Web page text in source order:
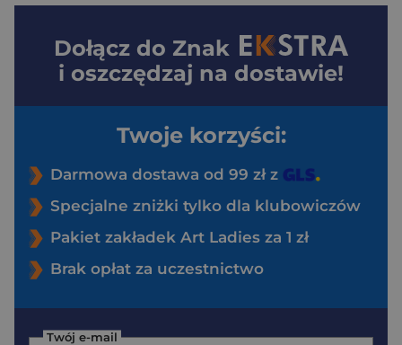
Dołącz do Znak
i oszczędzaj na dostawie!
Twoje korzyści:
Darmowa dostawa od 99 zł z
Specjalne zniżki tylko dla klubowiczów
Pakiet zakładek Art Ladies za 1 zł
Brak opłat za uczestnictwo
Twój e-mail